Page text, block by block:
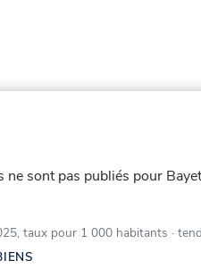
ne sont pas publiés pour
taux pour 1 000 habitants ·